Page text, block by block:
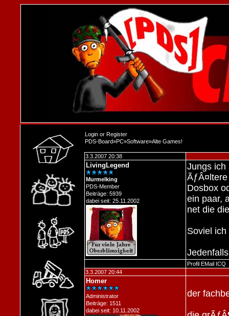
Login or Register
PDS-Board»PC»Software»Alte Games!
3.3.2007 20:38
LivingLegend
Murmelking
PDS-Member
Beiträge: 5939
dabei seit: 25.11.2002
Jungs ich
Dosbox
ein paar,
net die
Soviel
Profil EMail ICQ
3.3.2007 20:44
Homer
Administrator
Beiträge: 1511
dabei seit: 10.11.2002
der